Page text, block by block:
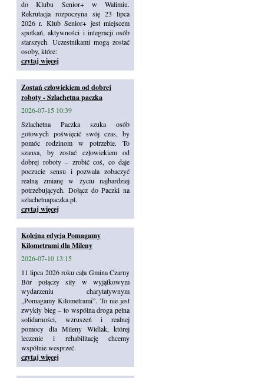
do Klubu Senior+ w Walimiu.
Rekrutacja rozpoczyna się 23 lipca
2026 r. Klub Senior+ jest miejscem
spotkań, aktywności i integracji osób
starszych. Uczestnikami mogą zostać
osoby, które:
czytaj więcej
Zostań człowiekiem od dobrej
roboty - Szlachetna paczka
2026-07-15 10:39
Szlachetna Paczka szuka osób
gotowych poświęcić swój czas, by
pomóc rodzinom w potrzebie. To
szansa, by zostać człowiekiem od
dobrej roboty – zrobić coś, co daje
poczucie sensu i pozwala zobaczyć
realną zmianę w życiu najbardziej
potrzebujących. Dołącz do Paczki na
szlachetnapaczka.pl.
czytaj więcej
Kolejna edycja Pomagamy
Kilometrami dla Mileny
2026-07-10 13:15
11 lipca 2026 roku cała Gmina Czarny
Bór połączy siły w wyjątkowym
wydarzeniu charytatywnym
„Pomagamy Kilometrami”. To nie jest
zwykły bieg – to wspólna droga pełna
solidarności, wzruszeń i realnej
pomocy dla Mileny Widlak, której
leczenie i rehabilitację chcemy
wspólnie wesprzeć.
czytaj więcej